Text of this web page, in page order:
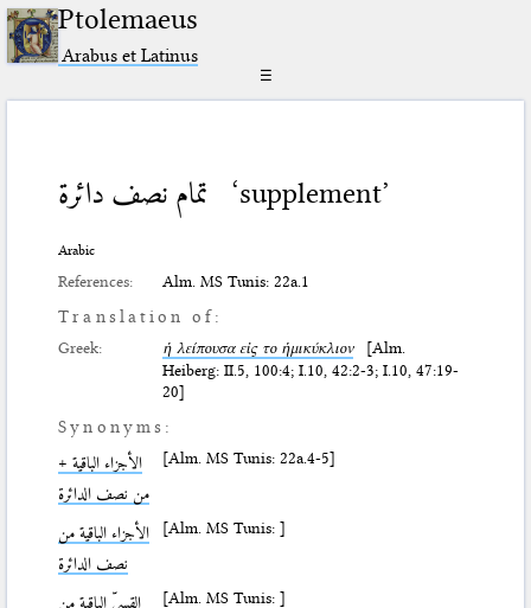
Ptolemaeus
Arabus et Latinus
☰
تمام نصف دائرة ‘supplement’
Arabic
References: Alm. MS Tunis: 22a.1
Translation of:
Greek: ἡ λείπουσα εἰς το ἡμικύκλιον[Alm.
Heiberg: II.5, 100:4; I.10, 42:2-3; I.10, 47:19-
20]
Synonyms:
الأجزاء الباقية +
من نصف الدائرة
[Alm. MS Tunis: 22a.4-5]
الأجزاء الباقية من
نصف الدائرة
[Alm. MS Tunis: ]
القسيّ الباقية من
[Alm. MS Tunis: ]